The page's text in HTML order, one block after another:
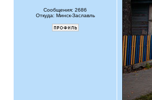
Сообщения: 2686
Откуда: Минск-Заславль